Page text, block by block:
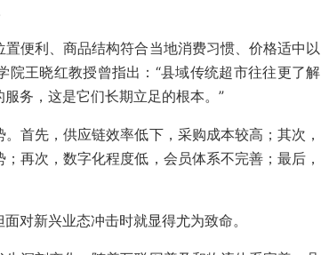
便利、商品结构符合当地消费习惯、价格适中以
院王晓红教授曾指出：“县域传统超市往往更了解
务，这是它们长期立足的根本。”
首先，供应链效率低下，采购成本较高；其次，
再次，数字化程度低，会员体系不完善；最后，
对新兴业态冲击时就显得尤为致命。